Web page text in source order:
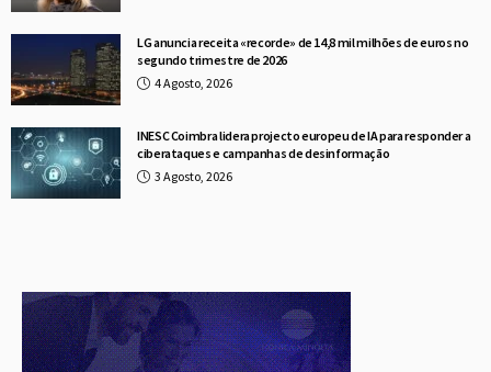
LG anuncia receita «recorde» de 14,8 mil milhões de euros no
segundo trimestre de 2026
4 Agosto, 2026
INESC Coimbra lidera projecto europeu de IA para responder a
ciberataques e campanhas de desinformação
3 Agosto, 2026